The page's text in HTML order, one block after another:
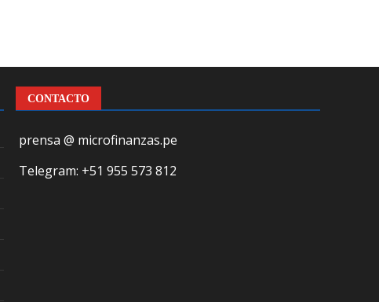
CONTACTO
prensa @ microfinanzas.pe
Telegram: +51 955 573 812